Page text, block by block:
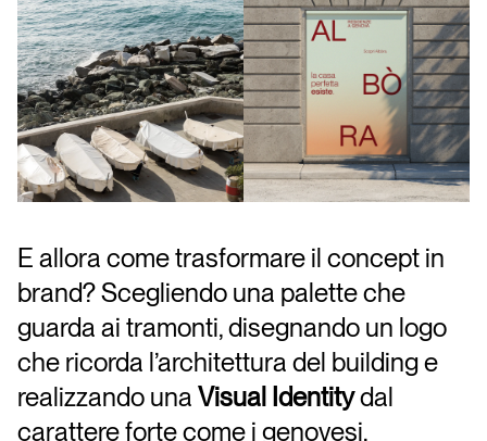
E allora come trasformare il concept in
brand? Scegliendo una palette che
guarda ai tramonti, disegnando un logo
che ricorda l’architettura del building e
realizzando una Visual Identitydal
carattere forte come i genovesi.